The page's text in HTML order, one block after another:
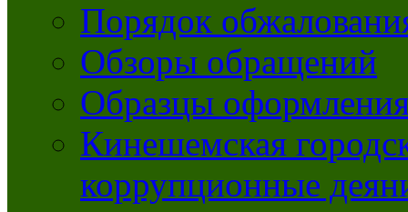
Порядок
Обзоры обращений
Образцы
Кинешемская
коррупционные